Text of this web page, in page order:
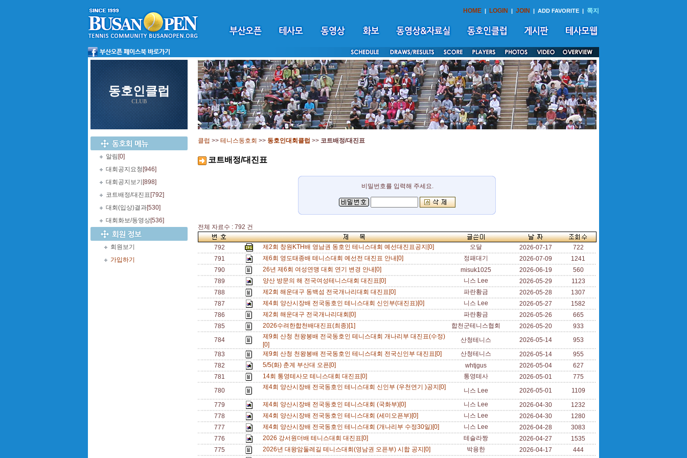
HOME | LOGIN | JOIN | ADD FAVORITE | 쪽지
동호인클럽
CLUB
알림 [0]
대회공지요청 [946]
대회공지보기 [898]
코트배정/대진표 [792]
대회(입상)결과[530]
대회화보/동영상[536]
회원보기
가입하기
클럽 >> 테니스동호회 >> 동호인대회클럽 >> 코트배정/대진표
코트배정/대진표
비밀번호를 입력해 주세요.
전체 자료수 : 792 건
792 제2회 창원KTH배 영남권 동호인 테니스대회 예선대진표공지[0] 오달 2026-07-17
722
791
제6회 영도태종배 테니스대회 예선전 대진표 안내[0] 정패대기 2026-07-09
1241
790
26년 제6회 여성연맹 대회 연기 변경 안내[0] misuk1025 2026-06-19
560
789
양산 방문의 해 전국여성테니스대회 대진표[0] 니스 Lee 2026-05-29
1123
788
제2회 해운대구 동백섬 전국개나리대회 대진표[0] 파란황금 2026-05-28
1307
787
제4회 양산시장배 전국동호인 테니스대회 신인부(대진표)[0] 니스 Lee 2026-05-27
1582
786
제2회 해운대구 전국개나리대회[0] 파란황금 2026-05-26
665
785
2026수려한합천배대진표(최종)[1] 합천군테니스협회 2026-05-20
933
784
제9회 산청 천왕봉배 전국동호인 테니스대회 개나리부 대진표(수정)
[0]
산청테니스 2026-05-14
953
783
제9회 산청 천왕봉배 전국동호인 테니스대회 전국신인부 대진표[0] 산청테니스 2026-05-14
955
782
5/5(화) 춘계 부산대 오픈[0] whtjgus 2026-05-04
627
781
14회 통영테사모 테니스대회 대진표[0] 통영테사 2026-05-01
775
780
제4회 양산시장배 전국동호인 테니스대회 신인부 (우천연기 )공지[0] 니스 Lee 2026-05-01
1109
779
제4회 양산시장배 전국동호인 테니스대회 (국화부)[0] 니스 Lee 2026-04-30
1232
778
제4회 양산시장배 전국동호인 테니스대회 (세미오픈부)[0] 니스 Lee 2026-04-30
1280
777
제4회 양산시장배 전국동호인 테니스대회 (개나리부 수정30일)[0] 니스 Lee 2026-04-28
3083
776
2026 강서원더배 테니스대회 대진표[0] 테슬라짱 2026-04-27
1535
775
2026년 대왕암둘레길 테니스대회(영남권 오픈부) 시합 공지[0] 박용한 2026-04-17
444